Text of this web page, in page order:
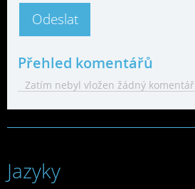
Přehled komentářů
Zatím nebyl vložen žádný komentář
Jazyky